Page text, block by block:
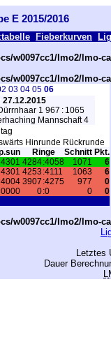
E 2015/2016
Fieberkurven
w0097cc1/lmo2/lmo-
w0097cc1/lmo2/lmo-
03 04 05 06
27.12.2015
1 967 : 1065
Mannschaft 4
Hinrunde Rückrunde
sun Ringe Schnitt Pkt.
4301 4284:4058 1071
6
4301 4253 :4111 1063
6
4004 3907 :4275 977
0
0000 0:0 0 0
w0097cc1/lmo2/lmo-
Letztes
Dauer